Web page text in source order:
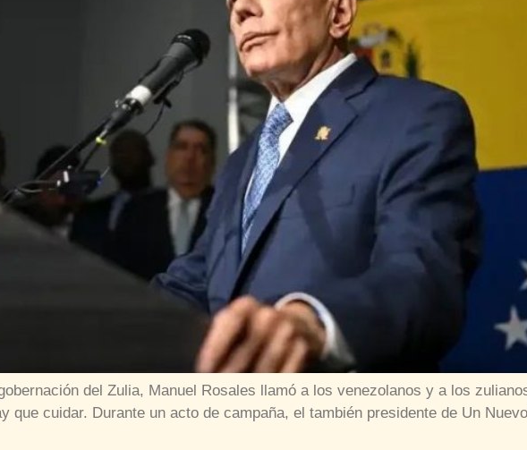
del Zulia, Manuel Rosales llamó a los venezolanos y a los
que cuidar. Durante un acto de campaña, el también presidente de Un